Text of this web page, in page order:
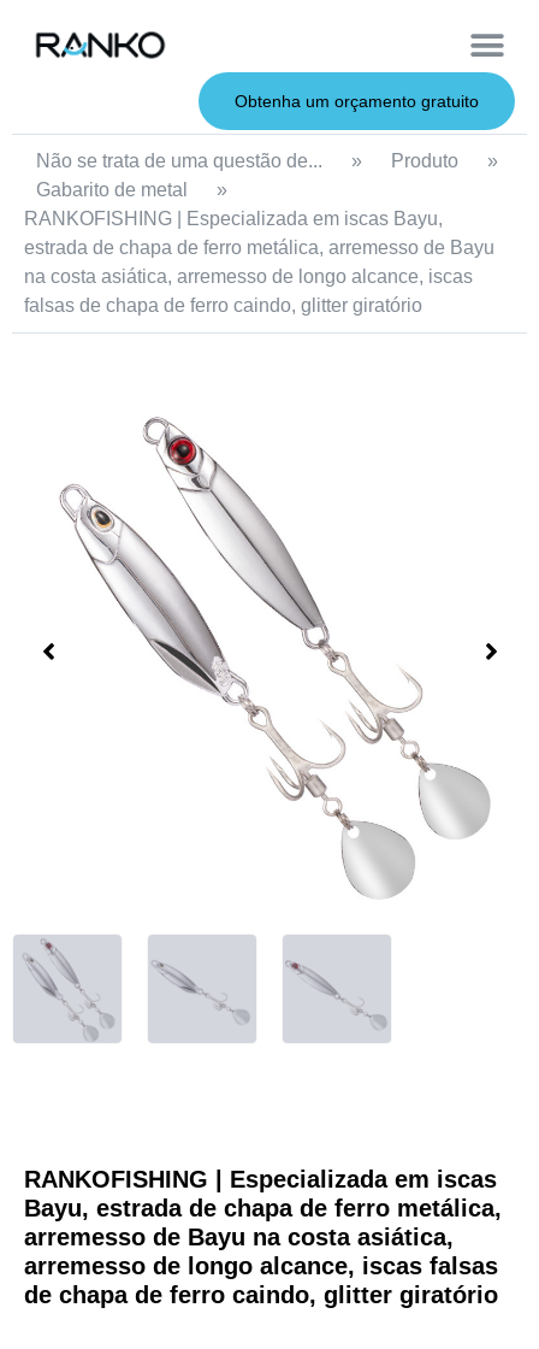
Obtenha um orçamento gratuito
Não se trata de uma questão de... » Produto
»
Gabarito de metal
»
RANKOFISHING | Especializada em iscas Bayu,
estrada de chapa de ferro metálica, arremesso de Bayu
na costa asiática, arremesso de longo alcance, iscas
falsas de chapa de ferro caindo, glitter giratório
RANKOFISHING | Especializada em iscas
Bayu, estrada de chapa de ferro metálica,
arremesso de Bayu na costa asiática,
arremesso de longo alcance, iscas falsas
de chapa de ferro caindo, glitter giratório